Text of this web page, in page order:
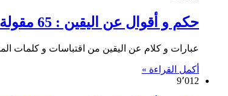
حكم و أقوال عن اليقين : 65 مقولة عن اليقين
عبارات و كلام عن اليقين من اقتباسات و كلمات
أكمل القراءة »
9٬012